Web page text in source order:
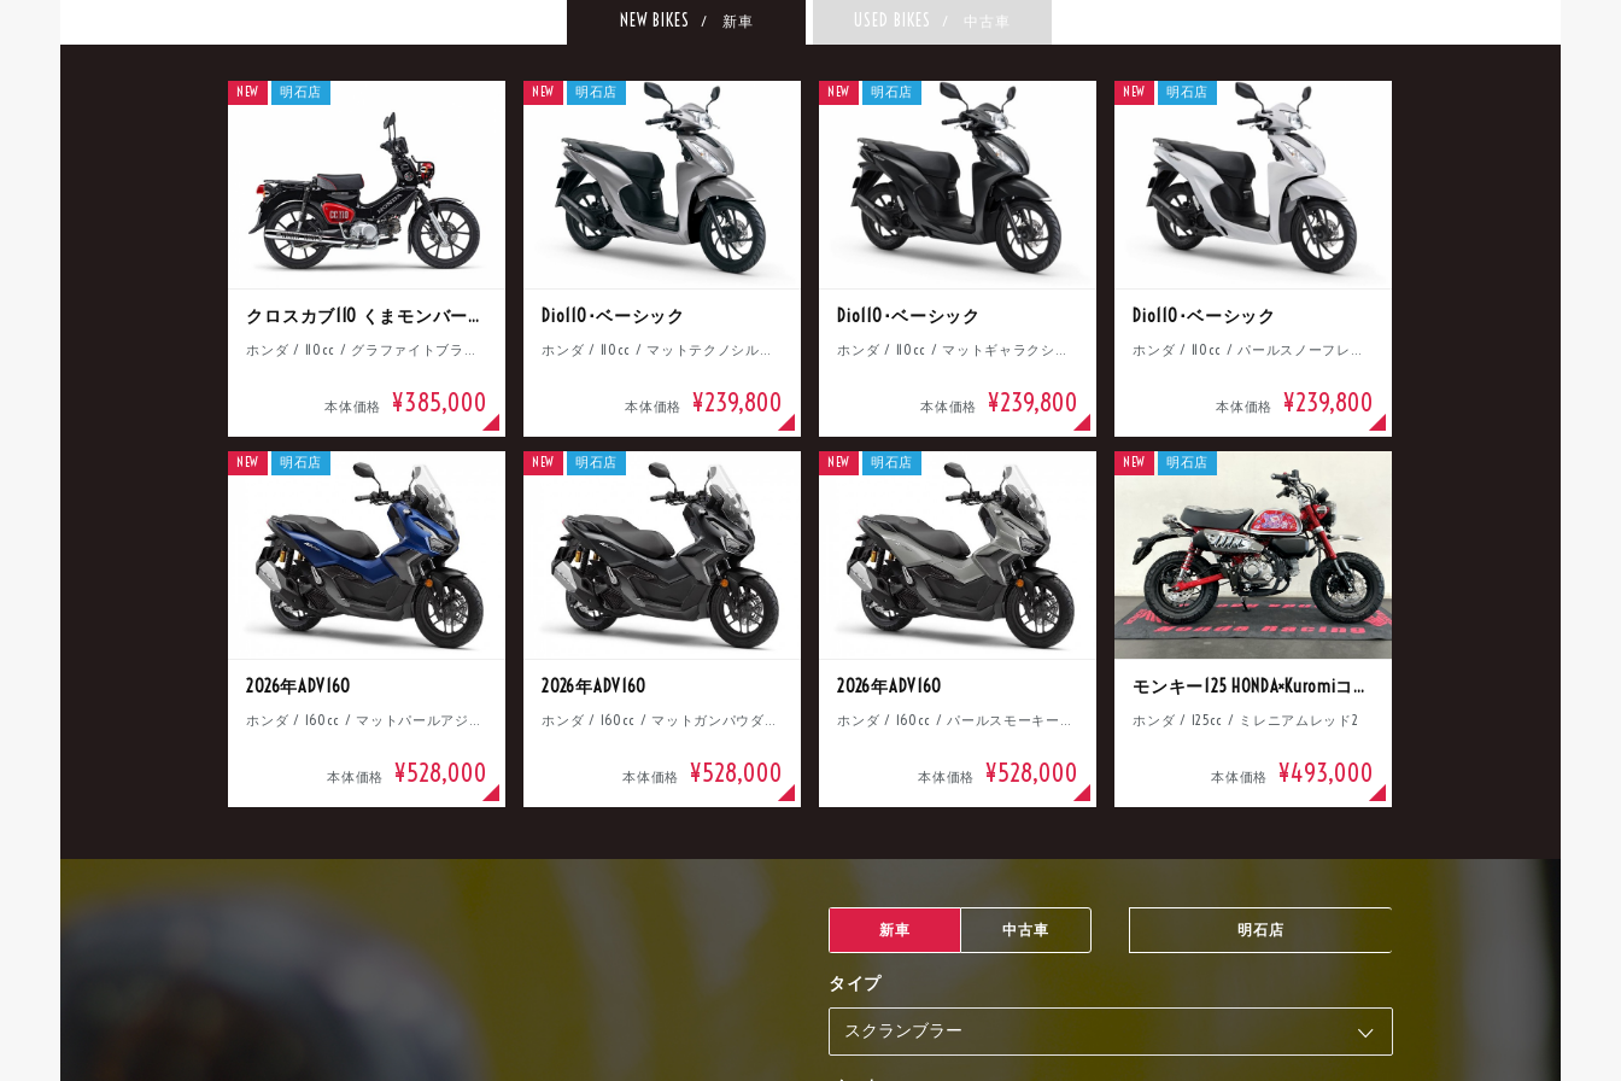
NEW BIKES / 新車 USED BIKES / 中古車
クロスカブ110 くまモンバージョン
ホンダ / 110cc / グラファイトブラック
本体価格 ¥385,000
NEW 明石店
Dio110･ベーシック
ホンダ / 110cc / マットテクノシルバーメタリック
本体価格 ¥239,800
NEW 明石店
Dio110･ベーシック
ホンダ / 110cc / マットギャラクシーブラックメタリック
本体価格 ¥239,800
NEW 明石店
Dio110･ベーシック
ホンダ / 110cc / パールスノーフレークホワイト
本体価格 ¥239,800
NEW 明石店
2026年ADV160
ホンダ / 160cc / マットパールアジャイルブルー
本体価格 ¥528,000
NEW 明石店
2026年ADV160
ホンダ / 160cc / マットガンパウダーブラックメタリック
本体価格 ¥528,000
NEW 明石店
2026年ADV160
ホンダ / 160cc / パールスモーキーグレー
本体価格 ¥528,000
NEW 明石店
モンキー125 HONDA×Kuromiコラボ
ホンダ / 125cc / ミレニアムレッド2
本体価格 ¥493,000
NEW 明石店
新車 中古車 明石店
タイプ